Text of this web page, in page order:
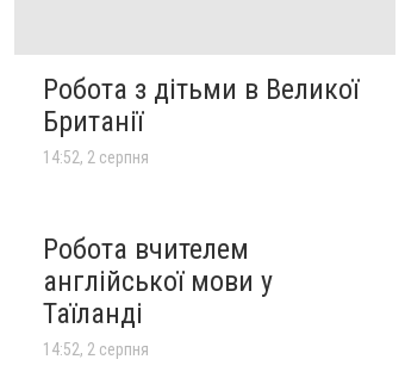
Робота з дітьми в Великої
Британії
14:52, 2 серпня
Робота вчителем
англійської мови у
Таїланді
14:52, 2 серпня